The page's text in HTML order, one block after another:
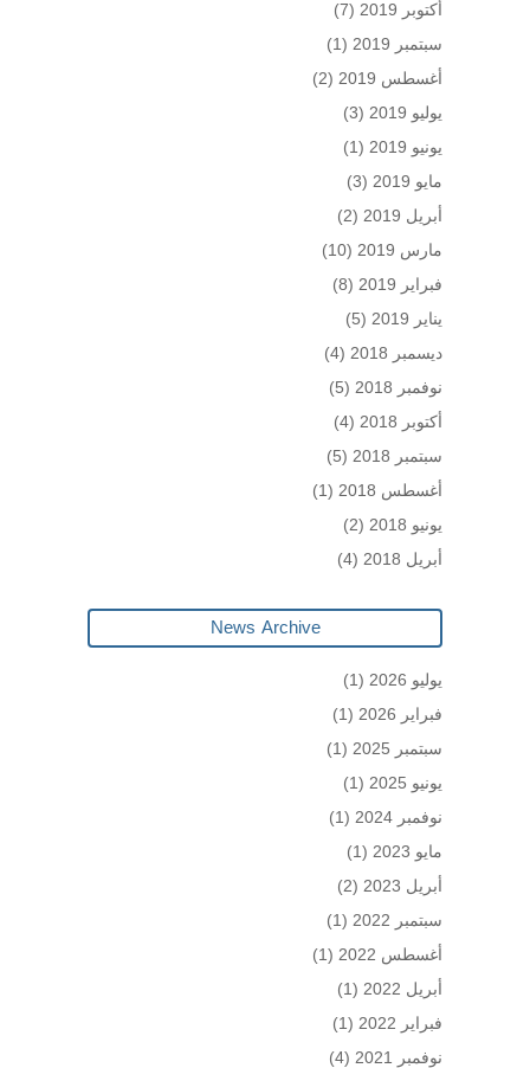
أكتوبر 2019
(7)
سبتمبر 2019
(1)
أغسطس 2019
(2)
يوليو 2019
(3)
يونيو 2019
(1)
مايو 2019
(3)
أبريل 2019
(2)
مارس 2019
(10)
فبراير 2019
(8)
يناير 2019
(5)
ديسمبر 2018
(4)
نوفمبر 2018
(5)
أكتوبر 2018
(4)
سبتمبر 2018
(5)
أغسطس 2018
(1)
يونيو 2018
(2)
أبريل 2018
(4)
News Archive
يوليو 2026
(1)
فبراير 2026
(1)
سبتمبر 2025
(1)
يونيو 2025
(1)
نوفمبر 2024
(1)
مايو 2023
(1)
أبريل 2023
(2)
سبتمبر 2022
(1)
أغسطس 2022
(1)
أبريل 2022
(1)
فبراير 2022
(1)
نوفمبر 2021
(4)